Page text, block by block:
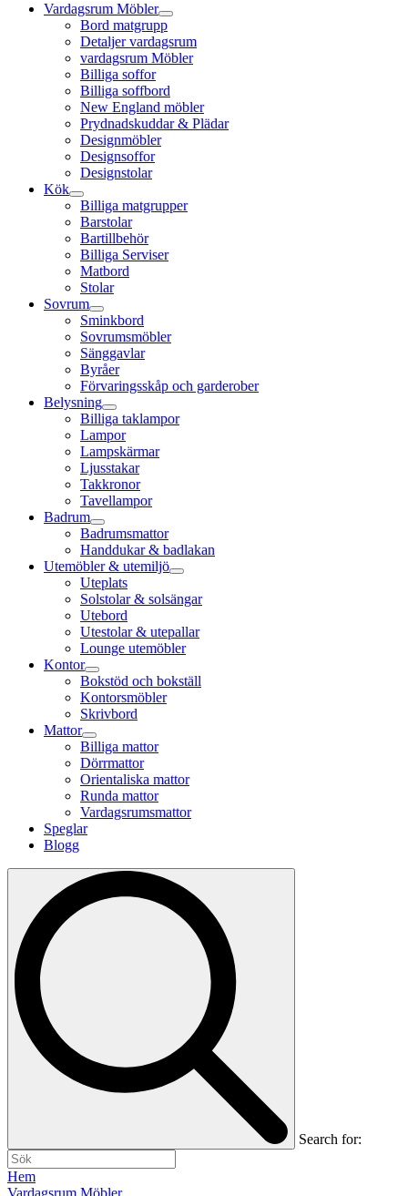
Vardagsrum Möbler
Bord matgrupp
Detaljer vardagsrum
vardagsrum Möbler
Billiga soffor
Billiga soffbord
New England möbler
Prydnadskuddar & Plädar
Designmöbler
Designsoffor
Designstolar
Kök
Billiga matgrupper
Barstolar
Bartillbehör
Billiga Serviser
Matbord
Stolar
Sovrum
Sminkbord
Sovrumsmöbler
Sänggavlar
Byråer
Förvaringsskåp och garderober
Belysning
Billiga taklampor
Lampor
Lampskärmar
Ljusstakar
Takkronor
Tavellampor
Badrum
Badrumsmattor
Handdukar & badlakan
Utemöbler & utemiljö
Uteplats
Solstolar & solsängar
Utebord
Utestolar & utepallar
Lounge utemöbler
Kontor
Bokstöd och bokställ
Kontorsmöbler
Skrivbord
Mattor
Billiga mattor
Dörrmattor
Orientaliska mattor
Runda mattor
Vardagsrumsmattor
Speglar
Blogg
Search for:
Hem
Vardagsrum Möbler